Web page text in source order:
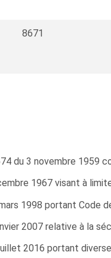
8671
du 3 novembre 1959
1967 visant à
1998 portant Code
2007 relative à la
2016 portant